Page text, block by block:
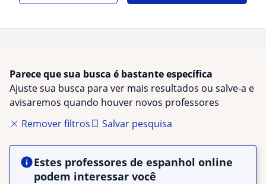
Parece que sua busca é bastante específica
Ajuste sua busca para ver mais resultados ou salve-a e
avisaremos quando houver novos professores
Remover filtros
Salvar pesquisa
Estes professores de espanhol online
podem interessar você